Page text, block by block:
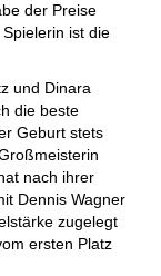
der Preise
ist die
und Dinara
die beste
Geburt stets
nach ihrer
Dennis Wagner
zugelegt
ersten Platz